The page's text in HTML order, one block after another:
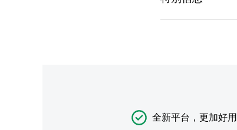
全新平台，更加好用